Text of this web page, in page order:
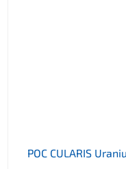
POC CULARIS